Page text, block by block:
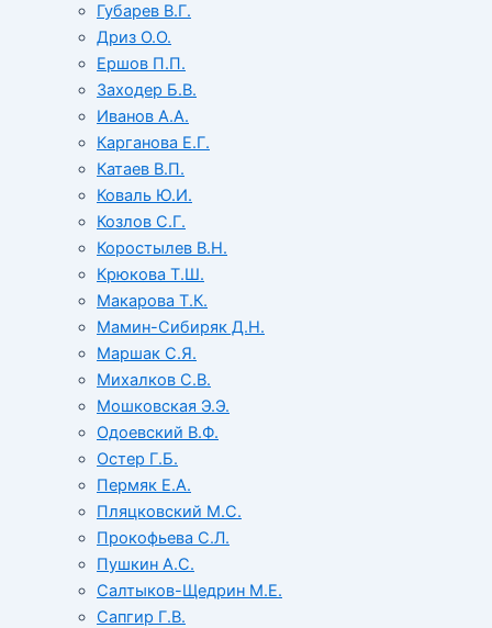
Губарев В.Г.
Дриз О.О.
Ершов П.П.
Заходер Б.В.
Иванов А.А.
Карганова Е.Г.
Катаев В.П.
Коваль Ю.И.
Козлов С.Г.
Коростылев В.Н.
Крюкова Т.Ш.
Макарова Т.К.
Мамин-Сибиряк Д.Н.
Маршак С.Я.
Михалков С.В.
Мошковская Э.Э.
Одоевский В.Ф.
Остер Г.Б.
Пермяк Е.А.
Пляцковский М.С.
Прокофьева С.Л.
Пушкин А.С.
Салтыков-Щедрин М.Е.
Сапгир Г.В.